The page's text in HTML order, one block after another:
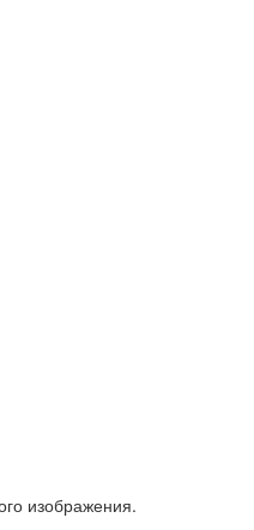
изображения.